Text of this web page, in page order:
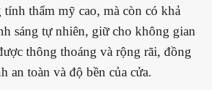
thẩm mỹ cao, mà còn có khả
sáng tự nhiên, giữ cho không gian
thông thoáng và rộng rãi, đồng
an toàn và độ bền của cửa.